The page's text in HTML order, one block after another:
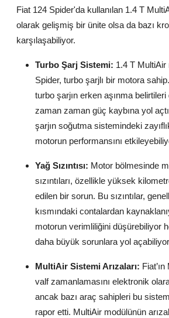
Fiat 124 Spider'da kullanılan 1.4 T
olarak gelişmiş bir ünite olsa da bazı
karşılaşabiliyor.
Turbo Şarj Sistemi: 1.4 T MultiAir
Spider, turbo şarjlı bir motora sahip.
turbo şarjın erken aşınma
zaman zaman güç kaybına yol
şarjın soğutma sistemindeki
motorun performansını
Yağ Sızıntısı: Motor bölmesinde
sızıntıları, özellikle yüksek
edilen bir sorun. Bu sızıntılar,
kısmındaki contalardan
motorun verimliliğini düşürebiliyor
daha büyük sorunlara yol
MultiAir Sistemi Arızaları:
valf zamanlamasını elektronik
ancak bazı araç sahipleri bu
rapor etti. MultiAir modülünün